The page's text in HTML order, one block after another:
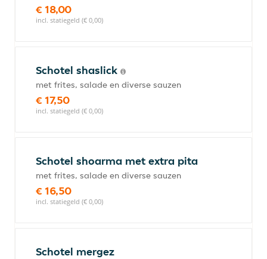
€ 18,00
incl. statiegeld (€ 0,00)
Schotel shaslick
met frites, salade en diverse sauzen
€ 17,50
incl. statiegeld (€ 0,00)
Schotel shoarma met extra pita
met frites, salade en diverse sauzen
€ 16,50
incl. statiegeld (€ 0,00)
Schotel mergez